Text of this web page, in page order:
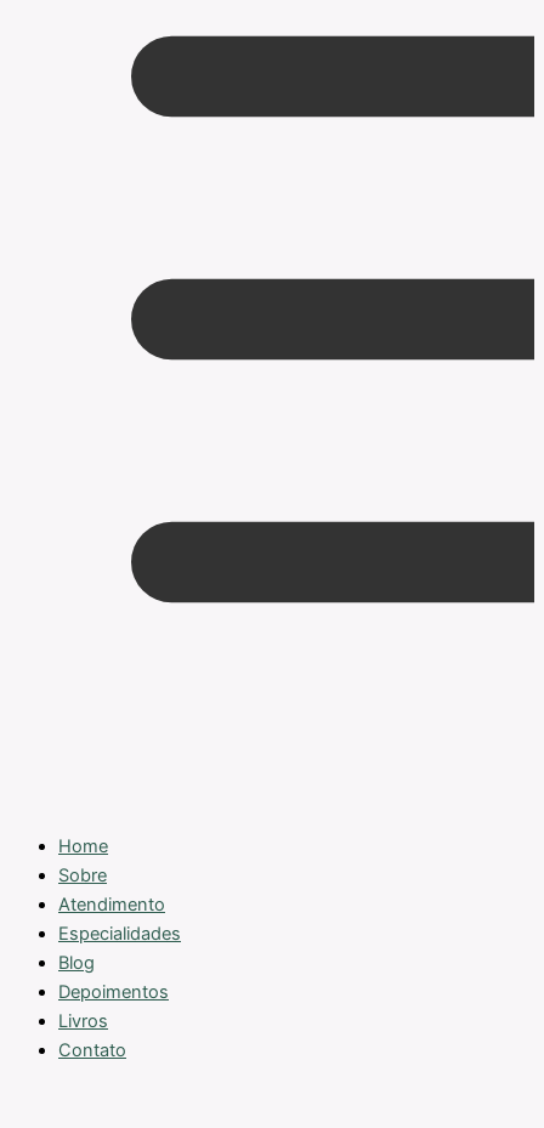
Home
Sobre
Atendimento
Especialidades
Blog
Depoimentos
Livros
Contato